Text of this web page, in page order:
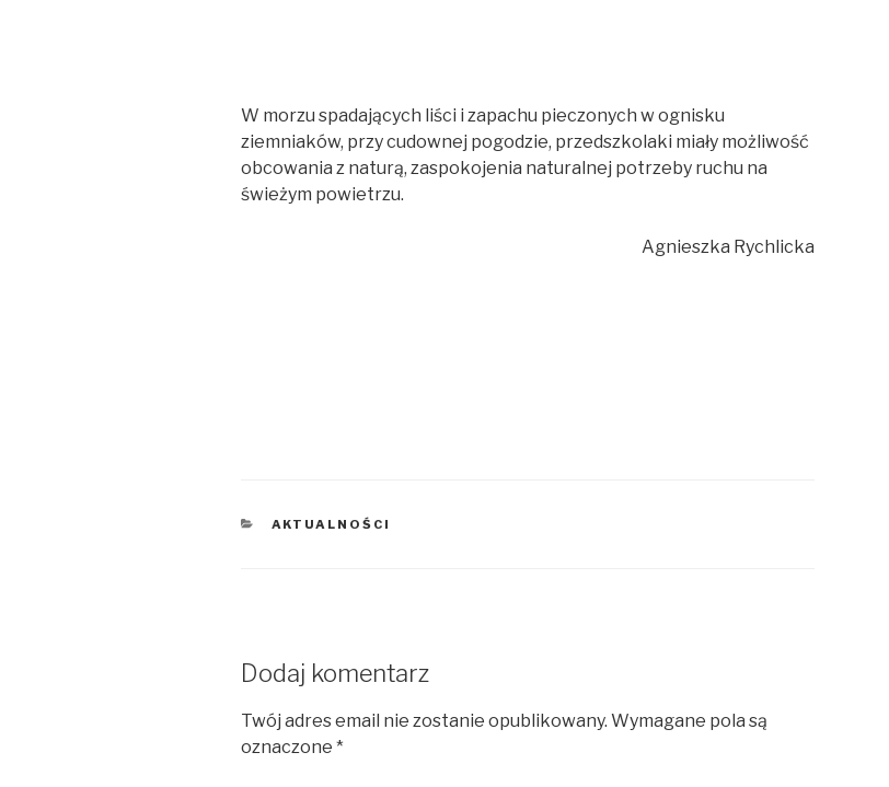
W morzu spadających liści i zapachu pieczonych w ognisku
ziemniaków, przy cudownej pogodzie, przedszkolaki miały możliwość
obcowania z naturą, zaspokojenia naturalnej potrzeby ruchu na
świeżym powietrzu.
Agnieszka Rychlicka
KATEGORIE
AKTUALNOŚCI
Dodaj komentarz
Twój adres email nie zostanie opublikowany. Wymagane pola są
oznaczone *